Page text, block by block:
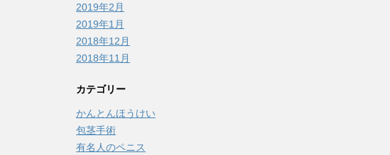
2019年2月
2019年1月
2018年12月
2018年11月
カテゴリー
かんとんほうけい
包茎手術
有名人のペニス